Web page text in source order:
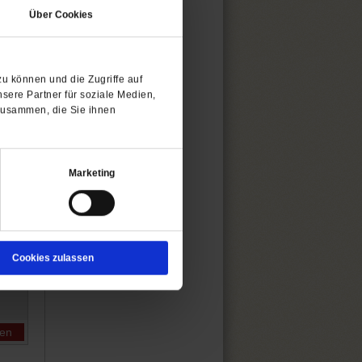
Über Cookies
können und die Zugriffe auf
Partner für soziale Medien,
die Sie ihnen
Marketing
Cookies zulassen